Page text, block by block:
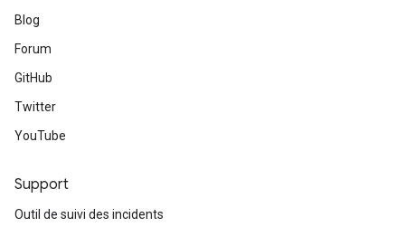
Blog
Forum
GitHub
Twitter
YouTube
Support
Outil de suivi des incidents